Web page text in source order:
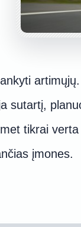
sutartį,
tikrai
įmones.